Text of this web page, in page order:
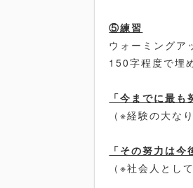
⑤練習
ウォーミングア
150字程度で埋
「今までに最
（※経験の大な
「その努力は
（※社会人とし